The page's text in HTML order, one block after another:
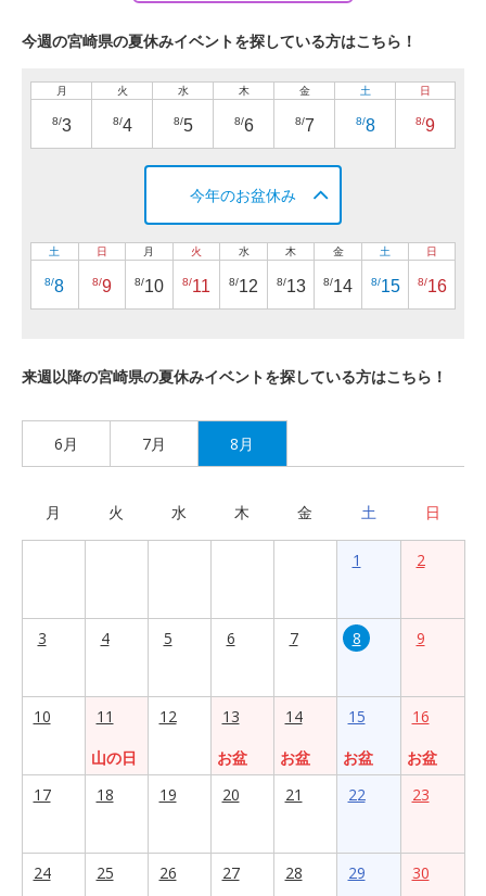
今週の宮崎県の夏休みイベントを探している方はこちら！
月
8/3
火
8/4
水
8/5
木
8/6
金
8/7
土
8/8
日
8/9
今年のお盆休み
土
8/8
日
8/9
月
8/10
火
8/11
水
8/12
木
8/13
金
8/14
土
8/15
日
8/16
来週以降の宮崎県の夏休みイベントを探している方はこちら！
6月 7月 8月
月 火 水 木 金 土 日
1 2
3 4 5 6 7 8 9
10
11
山の日
12
13
お盆
14
お盆
15
お盆
16
お盆
17
18 19 20 21 22 23
24 25 26 27 28 29 30